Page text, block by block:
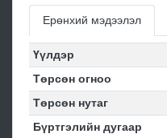
Ерөнхий мэдээлэл
Үүлдэр
Төрсөн огноо
Төрсөн нутаг
Бүртгэлийн дугаар